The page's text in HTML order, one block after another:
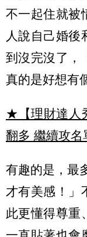
不一起住就被
人說自己婚後
到沒完沒了，
真的是好想有
★【理財達人
翻多 繼續攻名
有趣的是，最
才有美感！」
此更懂得尊重